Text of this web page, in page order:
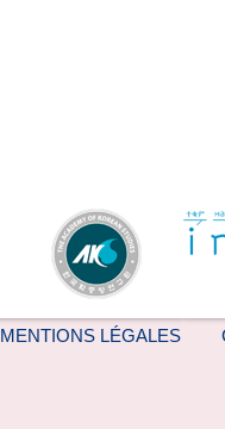
MENTIONS LÉGALES